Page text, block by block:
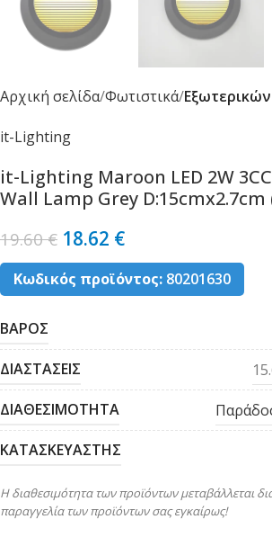
Αρχική σελίδα Φωτιστικά
it-Lighting
it-Lighting Maroon LED 2W
Wall Lamp Grey D:15cmx2.7cm
19.60€ 18.62 €
Κωδικός προϊόντος: 80201630
ΒΑΡΟΣ
ΔΙΑΣΤΑΣΕΙΣ
ΔΙΑΘΕΣΙΜΟΤΗΤΑ
ΚΑΤΑΣΚΕΥΑΣΤΗΣ
Η διαθεσιμότητα των προϊόντων μεταβάλλεται
παραγγελία των προϊόντων σας εγκαίρως!